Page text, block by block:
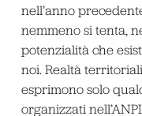
nell’anno
nemmeno si tenta,
potenzialità che
noi. Realtà
esprimono solo
organizzati